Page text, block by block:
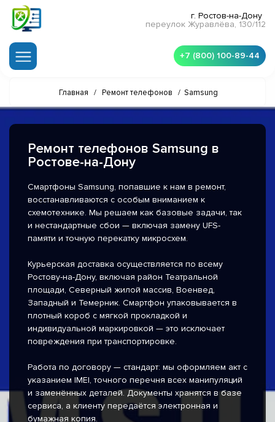
г. Ростов-на-Дону
переулок Журавлёва, 130/112
+7 (800) 100-89-44
Главная / Ремонт телефонов / Samsung
Ремонт телефонов Samsung в
Ростове-на-Дону
Смартфоны Samsung, попавшие к нам в ремонт,
восстанавливаются с особым вниманием к
схемотехнике. Мы решаем как базовые задачи, так
и нестандартные сбои — включая замену UFS-
памяти и точную перекатку микросхем.
Курьерская доставка осуществляется по всему
Ростову-на-Дону, включая район Театральной
площади, Северный жилой массив, Военвед,
Западный и Темерник. Смартфон упаковывается в
плотный короб с мягкой прокладкой и
индивидуальной маркировкой — это исключает
повреждения при транспортировке.
Работа по договору — стандарт: мы оформляем акт с
указанием IMEI, точного перечня всех манипуляций
и заменённых деталей. Документы хранятся в базе
сервиса, а клиенту передаётся электронная и
бумажная копия.